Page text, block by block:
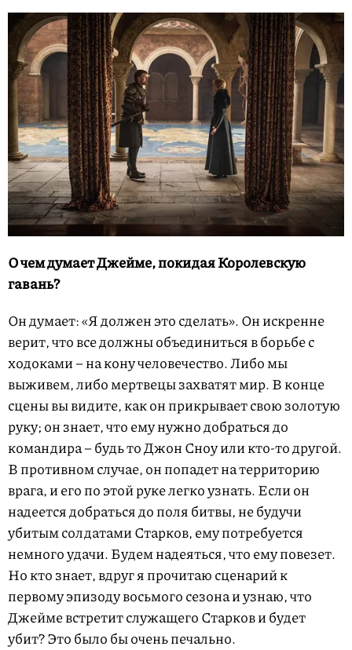
О чем думает Джейме, покидая Королевскую
гавань?
Он думает: «Я должен это сделать». Он искренне
верит, что все должны объединиться в борьбе с
ходоками – на кону человечество. Либо мы
выживем, либо мертвецы захватят мир. В конце
сцены вы видите, как он прикрывает свою золотую
руку; он знает, что ему нужно добраться до
командира – будь то Джон Сноу или кто-то другой.
В противном случае, он попадет на территорию
врага, и его по этой руке легко узнать. Если он
надеется добраться до поля битвы, не будучи
убитым солдатами Старков, ему потребуется
немного удачи. Будем надеяться, что ему повезет.
Но кто знает, вдруг я прочитаю сценарий к
первому эпизоду восьмого сезона и узнаю, что
Джейме встретит служащего Старков и будет
убит? Это было бы очень печально.